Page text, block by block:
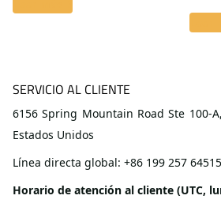
SERVICIO AL CLIENTE
6156 Spring Mountain Road Ste 100-
Estados Unidos
Línea directa global: +86 199 257 64515
Horario de atención al cliente (UTC,